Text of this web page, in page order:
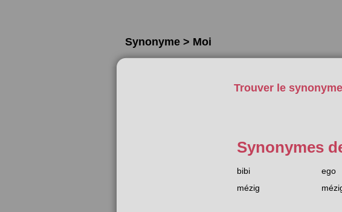
Synonyme > Moi
Trouver le
Synonymes
bibi ego
mézig